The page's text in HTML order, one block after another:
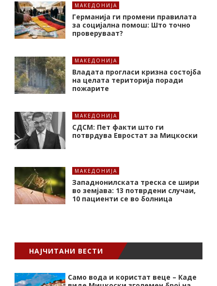
МАКЕДОНИЈА
Германија ги промени правилата
за социјална помош: Што точно
проверуваат?
МАКЕДОНИЈА
Владата прогласи кризна состојба
на целата територија поради
пожарите
МАКЕДОНИЈА
СДСМ: Пет факти што ги
потврдува Евростат за Мицкоски
МАКЕДОНИЈА
Западнонилската треска се шири
во земјава: 13 потврдени случаи,
10 пациенти се во болница
НАЈЧИТАНИ ВЕСТИ
Само вода и користат веце – Каде